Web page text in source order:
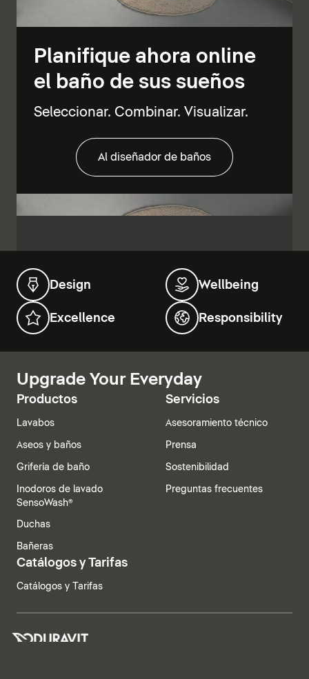
Planifique ahora online
el baño de sus sueños
Seleccionar. Combinar. Visualizar.
Al diseñador de baños
Design Wellbeing
Excellence Responsibility
Upgrade Your Everyday
Productos
Lavabos
Aseos y baños
Grifería de baño
Inodoros de lavado
SensoWash®
Duchas
Bañeras
Servicios
Asesoramiento técnico
Prensa
Sostenibilidad
Preguntas frecuentes
Catálogos y Tarifas
Catálogos y Tarifas